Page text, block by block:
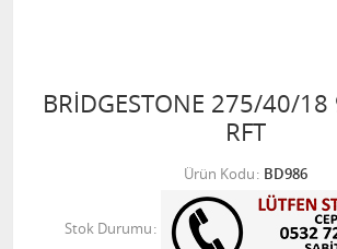
BRİDGESTONE 275/40/18
RFT
Ürün Kodu BD986
Stok Durumu